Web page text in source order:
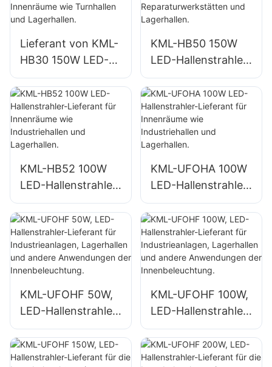
Lieferant von KML-
HB30 150W LED-
Industrie- und
Bergbauleuchten
für Innenräume wie
Turnhallen und
Lagerhallen.
KML-HB50 150W
LED-Hallenstrahler-
Lieferant für
Innenräume wie
Reparaturwerkstätt
en und Lagerhallen.
KML-HB52 100W
LED-Hallenstrahler-
Lieferant für
Innenräume wie
Industriehallen und
Lagerhallen.
KML-UFOHA 100W
LED-Hallenstrahler-
Lieferant für
Innenräume wie
Industriehallen und
Lagerhallen.
KML-UFOHF 50W,
LED-Hallenstrahler-
Lieferant für
Industrieanlagen,
Lagerhallen und
KML-UFOHF 100W,
LED-Hallenstrahler-
Lieferant für
Industrieanlagen,
Lagerhallen und